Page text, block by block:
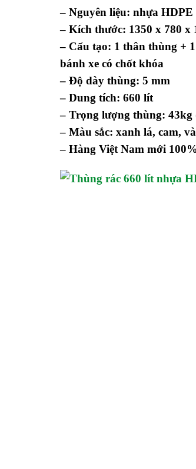
– Nguyên liệu: nhựa HDPE
– Kích thước: 1350 x 780 x
– Cấu tạo: 1 thân thùng +
bánh xe có chốt khóa
– Độ dày thùng: 5 mm
– Dung tích: 660 lít
– Trọng lượng thùng: 43kg
– Màu sắc: xanh lá, cam,
– Hàng Việt Nam mới